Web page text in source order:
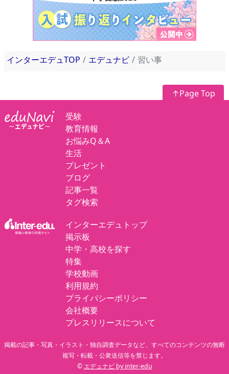
インターエデュTOP エデュナビ 習い事
↑Page Top
受験
教育情報
お悩みQ＆A
生活
プレゼント
ブログ
記事一覧
タグ検索
インターエデュトップ
掲示板
中学・高校を探す
特集
学校動画
利用規約
プライバシーポリシー
会社概要
プレスリリースについて
掲載の記事・写真・イラスト・独自調査データなど、すべてのコンテンツの無断
複写・転載・公衆送信等を禁じます。
© エデュナビ by inter-edu